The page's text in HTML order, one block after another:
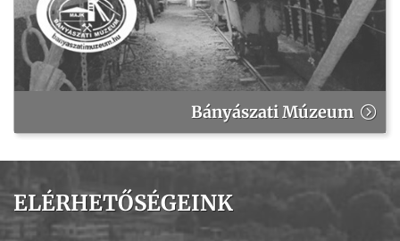
Bányászati Múzeum
ELÉRHETŐSÉGEINK